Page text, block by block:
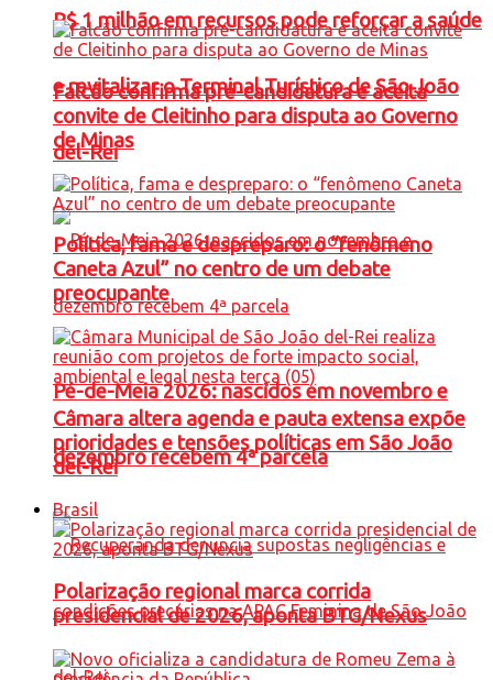
R$ 1 milhão em recursos pode reforçar a saúde
e revitalizar o Terminal Turístico de São João
del-Rei
Pé-de-Meia 2026: nascidos em novembro e
dezembro recebem 4ª parcela
Falcão confirma pré-candidatura e aceita
convite de Cleitinho para disputa ao Governo
de Minas
Política, fama e despreparo: o “fenômeno
Caneta Azul” no centro de um debate
preocupante
Câmara altera agenda e pauta extensa expõe
prioridades e tensões políticas em São João
del-Rei
Brasil
Polarização regional marca corrida
presidencial de 2026, aponta BTG/Nexus